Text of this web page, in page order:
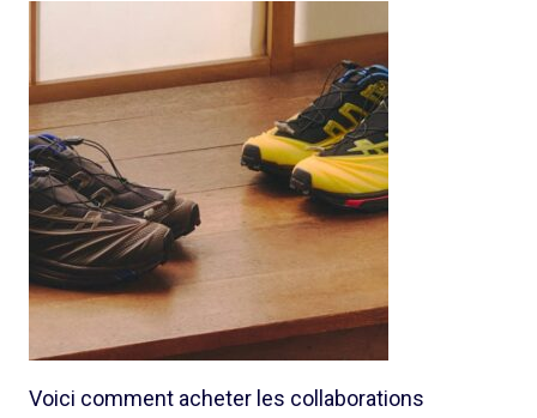
Voici comment acheter les collaborations